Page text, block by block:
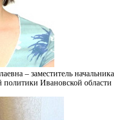
– заместитель начальника
политики Ивановской области